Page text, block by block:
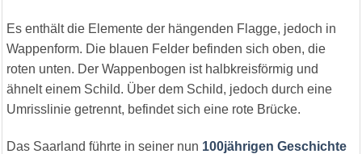
Es enthält die Elemente der hängenden Flagge, jedoch in
Wappenform. Die blauen Felder befinden sich oben, die
roten unten. Der Wappenbogen ist halbkreisförmig und
ähnelt einem Schild. Über dem Schild, jedoch durch eine
Umrisslinie getrennt, befindet sich eine rote Brücke.
Das Saarland führte in seiner nun 100jährigen Geschichte